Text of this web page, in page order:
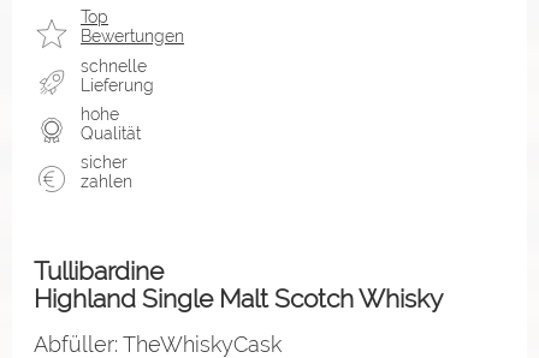
Top
Bewertungen
schnelle
Lieferung
hohe
Qualität
sicher
zahlen
Tullibardine
Highland Single Malt Scotch Whisky
Abfüller: TheWhiskyCask